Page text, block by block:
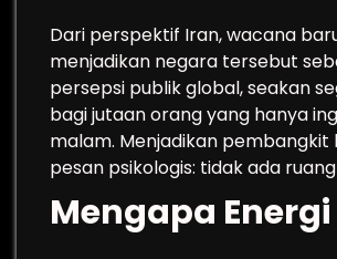
Dari perspektif Iran, wacana
menjadikan negara tersebut
persepsi publik global, seakan
bagi jutaan orang yang hanya
malam. Menjadikan
pesan psikologis: tidak ada
Mengapa